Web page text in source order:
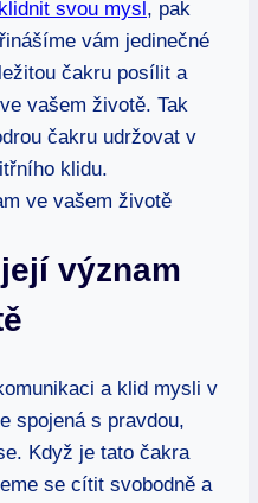
svou mysl , pak
vám jedinečné
čakru posílit a
vašem životě. Tak
čakru udržovat v
klidu.
význam
a klid mysli v
spojená s pravdou,
Když je tato čakra
se cítit svobodně a